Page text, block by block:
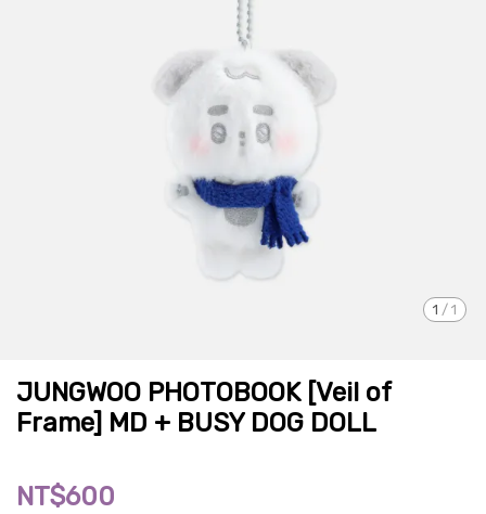
1 / 1
JUNGWOO PHOTOBOOK [Veil of
Frame] MD + BUSY DOG DOLL
NT$600